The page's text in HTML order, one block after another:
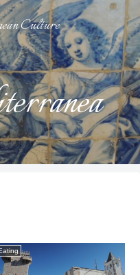
Culture